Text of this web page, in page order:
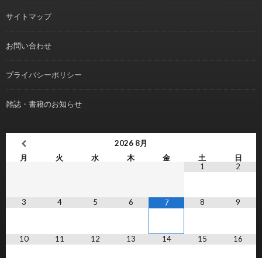
サイトマップ
お問い合わせ
プライバシーポリシー
雑誌・書籍のお知らせ
2026 8月
月
火 水 木 金 土
日
1
2
3 4 5 6 7 8 9
10 11 12 13 14 15 16